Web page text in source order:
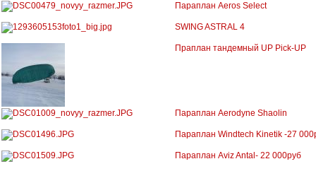
Параплан Aeros Select
SWING ASTRAL 4
Праплан тандемный UP Pick-UP
Параплан Aerodyne Shaolin
Параплан Windtech Kinetik -27
Параплан Aviz Antal- 22 000руб